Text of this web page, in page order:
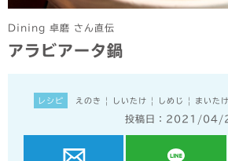
Dining 卓磨 さん直伝
アラビアータ鍋
レシピ えのき | しいたけ | しめじ | まいたけ
投稿日：2021/04/